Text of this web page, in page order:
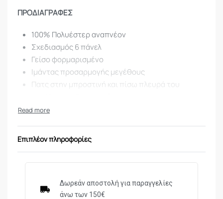
ΠΡΟΔΙΑΓΡΑΦΕΣ
100% Πολυέστερ αναπνέον
Σχεδιασμός 6 πάνελ
Γείσο φορμαρισμένο
Ιμάντας προσαρμογής μεγέθους
Πατς στην μπροστινή και πίσω πλευρά του
Ένα μέγεθος
Επιπλέον πληροφορίες
Δωρεάν αποστολή για παραγγελίες
άνω των 150€